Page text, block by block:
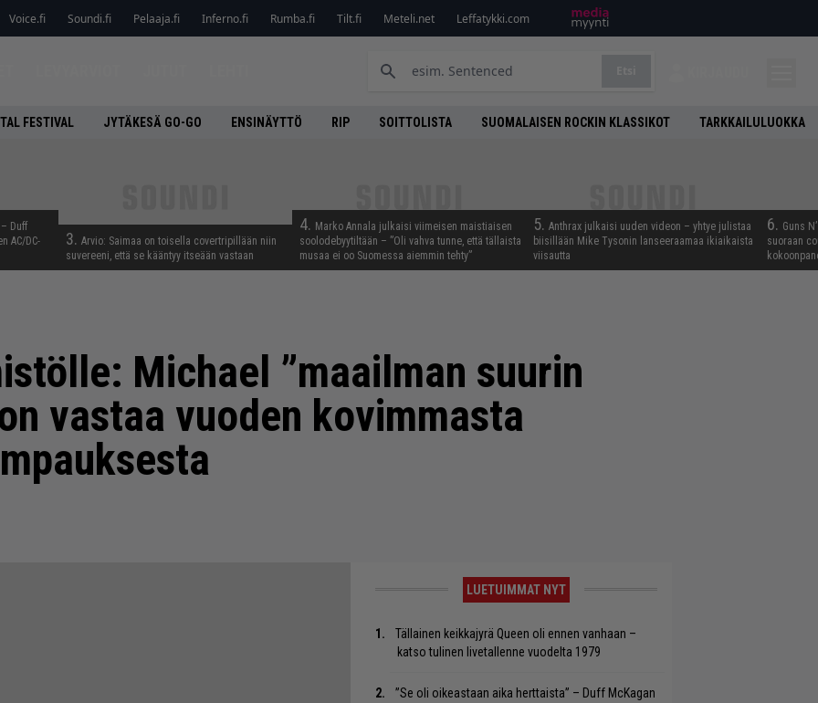
Voice.fi Soundi.fi Pelaaja.fi Inferno.fi Rumba.fi Tilt.fi Meteli.net Leffatykki.com
FESTIVAL JYTÄKESÄ GO-GO ENSINÄYTTÖ RIP SOITTOLISTA SUOMALAISEN ROCKIN KLASSIKOT TARKKAILULUOKKA
Duff
AC/DC-
3. Arvio: Saimaa on toisella covertripillään niin
suvereeni, että se kääntyy itseään vastaan
4. Marko Annala julkaisi viimeisen maistiaisen
soolodebyytiltään – ”Oli vahva tunne, että tällaista
musaa ei oo Suomessa aiemmin tehty”
5. Anthrax julkaisi uuden videon – yhtye julistaa
biisillään Mike Tysonin lanseeraamaa ikiaikaista
viisautta
6. Guns
suoraan
Michael ”maailman suurin
vastaa vuoden kovimmasta
LUETUIMMAT NYT
Tällainen keikkajyrä Queen oli ennen vanhaan –
katso tulinen livetallenne vuodelta 1979
”Se oli oikeastaan aika herttaista” – Duff McKagan